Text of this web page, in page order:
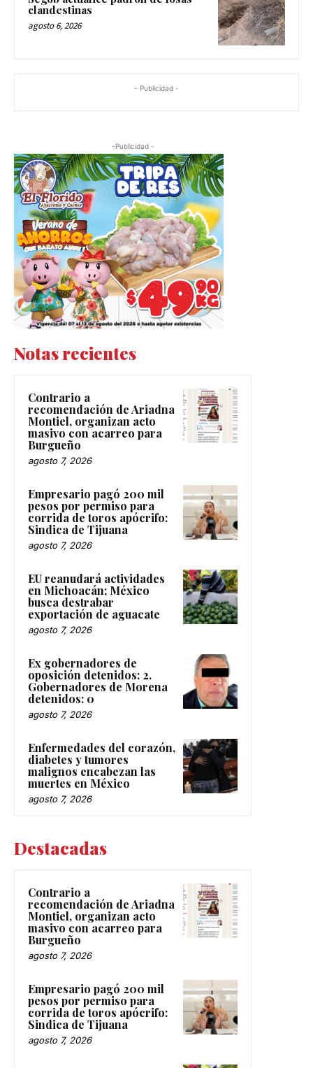
clandestinas
agosto 6, 2026
- Publicidad -
-Publicidad -
Notas recientes
Contrario a
recomendación de Ariadna
Montiel, organizan acto
masivo con acarreo para
Burgueño
agosto 7, 2026
Empresario pagó 200 mil
pesos por permiso para
corrida de toros apócrifo:
Sindica de Tijuana
agosto 7, 2026
EU reanudará actividades
en Michoacán; México
busca destrabar
exportación de aguacate
agosto 7, 2026
Ex gobernadores de
oposición detenidos: 2.
Gobernadores de Morena
detenidos: 0
agosto 7, 2026
Enfermedades del corazón,
diabetes y tumores
malignos encabezan las
muertes en México
agosto 7, 2026
Destacadas
Contrario a
recomendación de Ariadna
Montiel, organizan acto
masivo con acarreo para
Burgueño
agosto 7, 2026
Empresario pagó 200 mil
pesos por permiso para
corrida de toros apócrifo:
Sindica de Tijuana
agosto 7, 2026